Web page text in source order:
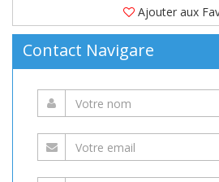
Ajouter aux
Contact Navigare